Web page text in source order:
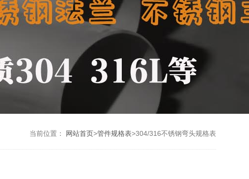
当前位置： 网站首页>管件规格表>304/316不锈钢弯头规格表